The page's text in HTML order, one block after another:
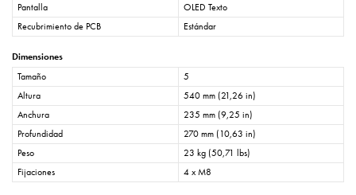
Pantalla
OLED Texto
Recubrimiento de PCB
Estándar
Dimensiones
Tamaño
5
Altura
540 mm (21,26 in)
Anchura
235 mm (9,25 in)
Profundidad
270 mm (10,63 in)
Peso
23 kg (50,71 lbs)
Fijaciones
4 x M8